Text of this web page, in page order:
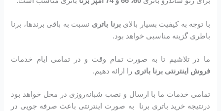
با توجه به کیفیت بسیار بالایبرنا باتری نسبت به باقی برندها، برنا
باطری گزینه مناسبی خواهد بود.
ما در تلاشیم تا به صورت تمام وقت و در تمامی ایام خدمات
فروش اینترنتی برنا باتری را ارائه دهیم.
تمامی خدمات ما با ارسال و نصب شبانه‌روزی در محل خواهد بود
درنتیجه خرید باتری برنا به صورت اینترنتی باعث صرفه جویی در